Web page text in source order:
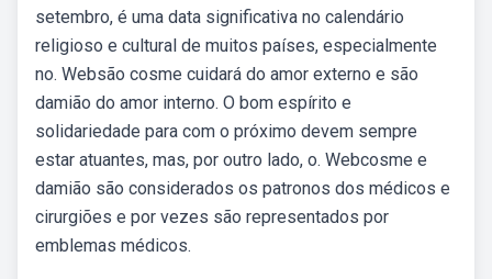
setembro, é uma data significativa no calendário
religioso e cultural de muitos países, especialmente
no. Websão cosme cuidará do amor externo e são
damião do amor interno. O bom espírito e
solidariedade para com o próximo devem sempre
estar atuantes, mas, por outro lado, o. Webcosme e
damião são considerados os patronos dos médicos e
cirurgiões e por vezes são representados por
emblemas médicos.